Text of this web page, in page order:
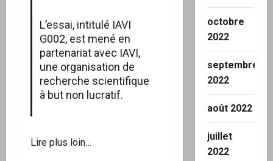
L’essai, intitulé IAVI
G002, est mené en
partenariat avec IAVI,
une organisation de
recherche scientifique
à but non lucratif.
Lire plus loin…
octobre
2022
septembre
2022
août 2022
juillet
2022